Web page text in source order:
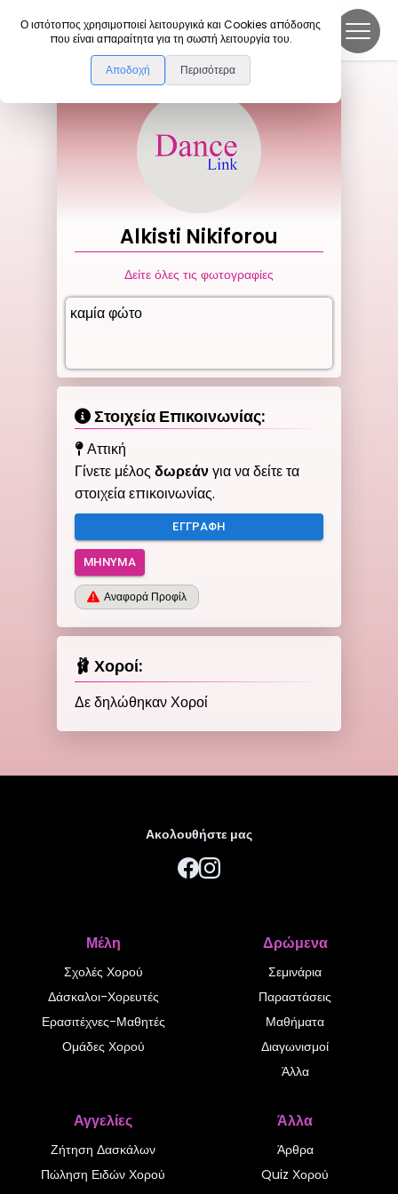
Ο ιστότοπος χρησιμοποιεί λειτουργικά και Cookies απόδοσης
που είναι απαραίτητα για τη σωστή λειτουργία του.
Αποδοχή Περισότερα
DanceLink
Alkisti Nikiforou
Δείτε όλες τις φωτογραφίες
καμία φώτο
Στοιχεία Επικοινωνίας:
Αττική
Γίνετε μέλοςδωρεάνγια να δείτε τα
στοιχεία επικοινωνίας.
ΕΓΓΡΑΦΉ
ΜΉΝΥΜΑ
Αναφορά Προφίλ
🩰 Χοροί:
Δε δηλώθηκαν Χοροί
Ακολουθήστε μας
Μέλη
Σχολές Χορού
Δάσκαλοι-Χορευτές
Ερασιτέχνες-Μαθητές
Ομάδες Χορού
Δρώμενα
Σεμινάρια
Παραστάσεις
Μαθήματα
Διαγωνισμοί
Άλλα
Αγγελίες
Ζήτηση Δασκάλων
Πώληση Ειδών Χορού
Άλλα
Άρθρα
Quiz Χορού